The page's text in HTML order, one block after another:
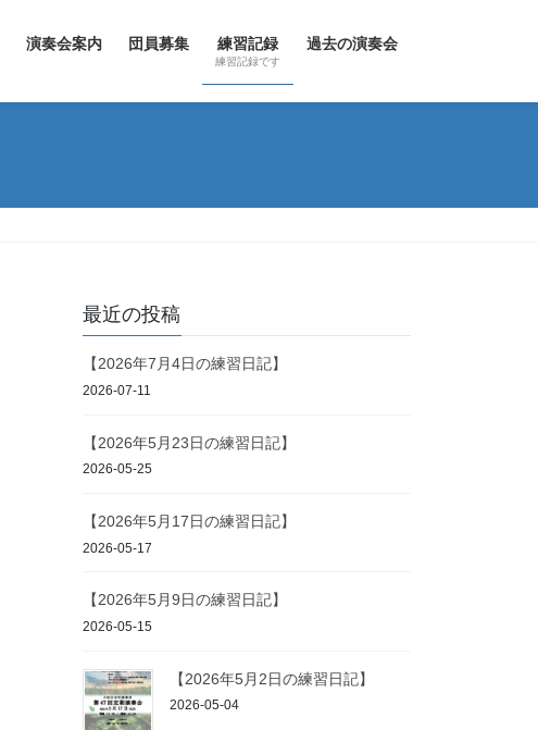
演奏会案内 団員募集 練習記録
練習記録です
過去の演奏会
最近の投稿
【2026年7月4日の練習日記】
2026-07-11
【2026年5月23日の練習日記】
2026-05-25
【2026年5月17日の練習日記】
2026-05-17
【2026年5月9日の練習日記】
2026-05-15
【2026年5月2日の練習日記】
2026-05-04